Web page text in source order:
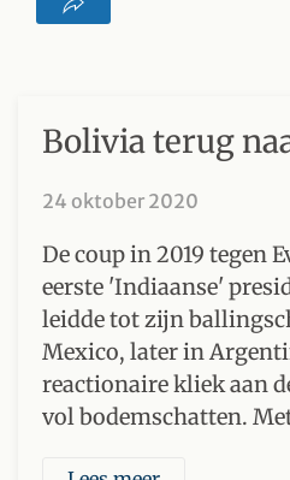
Bolivia terug
24 oktober 2020
De coup in 2019 tegen
eerste 'Indiaanse'
leidde tot zijn
Mexico, later in
reactionaire kliek aan
vol bodemschatten.